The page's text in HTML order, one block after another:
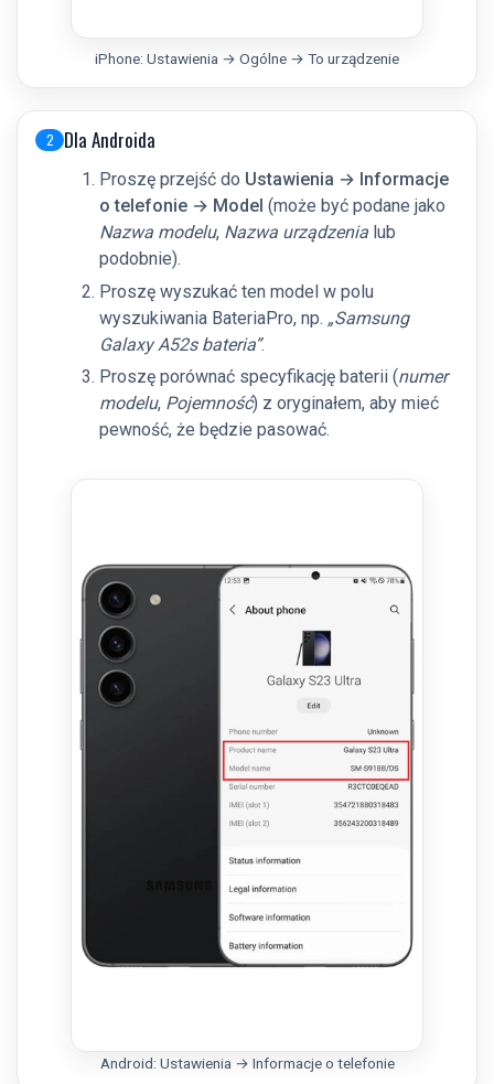
iPhone: Ustawienia → Ogólne → To urządzenie
2 Dla Androida
Proszę przejść do Ustawienia → Informacje
o telefonie → Model (może być podane jako
Nazwa modelu, Nazwa urządzenialub
podobnie).
Proszę wyszukać ten model w polu
wyszukiwania BateriaPro, np. „Samsung
Galaxy A52s bateria”.
Proszę porównać specyfikację baterii (numer
modelu, Pojemność) z oryginałem, aby mieć
pewność, że będzie pasować.
Android: Ustawienia → Informacje o telefonie